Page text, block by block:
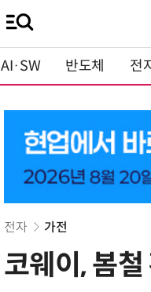
AI·SW 반도체 전
전자 가전
코웨이, 봄